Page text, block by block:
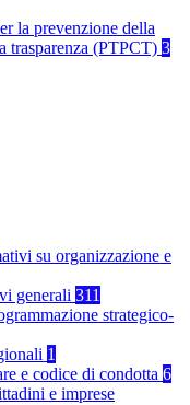
la prevenzione della
trasparenza (PTPCT) 3
su organizzazione e
generali 311
strategico-
1
e codice di condotta 6
e imprese